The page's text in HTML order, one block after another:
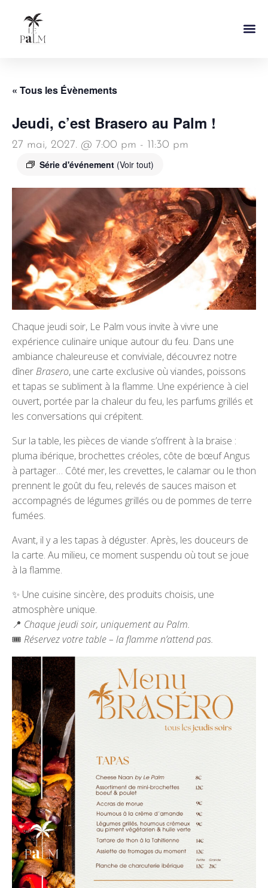
« Tous les Évènements
Jeudi, c’est Brasero au Palm !
27 mai, 2027. @ 7:00 pm - 11:30 pm
Série d'événement (Voir tout)
Chaque jeudi soir, Le Palm vous invite à vivre une
expérience culinaire unique autour du feu. Dans une
ambiance chaleureuse et conviviale, découvrez notre
dînerBrasero, une carte exclusive où viandes, poissons
et tapas se subliment à la flamme. Une expérience à ciel
ouvert, portée par la chaleur du feu, les parfums grillés et
les conversations qui crépitent.
Sur la table, les pièces de viande s’offrent à la braise :
pluma ibérique, brochettes créoles, côte de bœuf Angus
à partager… Côté mer, les crevettes, le calamar ou le thon
prennent le goût du feu, relevés de sauces maison et
accompagnés de légumes grillés ou de pommes de terre
fumées.
Avant, il y a les tapas à déguster. Après, les douceurs de
la carte. Au milieu, ce moment suspendu où tout se joue
à la flamme.
✨ Une cuisine sincère, des produits choisis, une
atmosphère unique.
📍 Chaque jeudi soir, uniquement au Palm.
🎟️ Réservez votre table – la flamme n’attend pas.